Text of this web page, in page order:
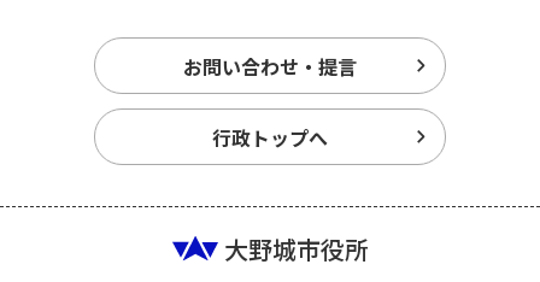
お問い合わせ・提言
行政トップへ
大野城市役所